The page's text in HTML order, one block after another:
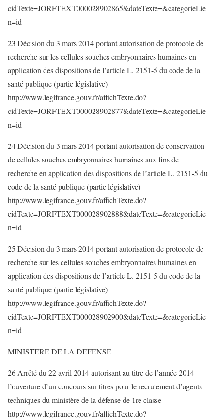
cidTexte=JORFTEXT000028902865&dateTexte=&categorieLie
n=id
23 Décision du 3 mars 2014 portant autorisation de protocole de
recherche sur les cellules souches embryonnaires humaines en
application des dispositions de l’article L. 2151-5 du code de la
santé publique (partie législative)
http://www.legifrance.gouv.fr/affichTexte.do?
cidTexte=JORFTEXT000028902877&dateTexte=&categorieLie
n=id
24 Décision du 3 mars 2014 portant autorisation de conservation
de cellules souches embryonnaires humaines aux fins de
recherche en application des dispositions de l’article L. 2151-5 du
code de la santé publique (partie législative)
http://www.legifrance.gouv.fr/affichTexte.do?
cidTexte=JORFTEXT000028902888&dateTexte=&categorieLie
n=id
25 Décision du 3 mars 2014 portant autorisation de protocole de
recherche sur les cellules souches embryonnaires humaines en
application des dispositions de l’article L. 2151-5 du code de la
santé publique (partie législative)
http://www.legifrance.gouv.fr/affichTexte.do?
cidTexte=JORFTEXT000028902900&dateTexte=&categorieLie
n=id
MINISTERE DE LA DEFENSE
26 Arrêté du 22 avril 2014 autorisant au titre de l’année 2014
l’ouverture d’un concours sur titres pour le recrutement d’agents
techniques du ministère de la défense de 1re classe
http://www.legifrance.gouv.fr/affichTexte.do?